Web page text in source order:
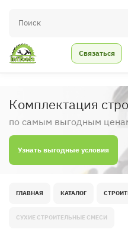
Связаться
Комплектация
по самым выгодным
Узнать выгодные условия
ГЛАВНАЯ КАТАЛОГ
СУХИЕ СТРОИТЕЛЬНЫЕ СМЕСИ